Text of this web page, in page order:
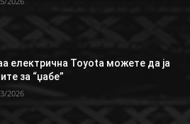
електрична Toyota можете да ја
за “џабе”
2026